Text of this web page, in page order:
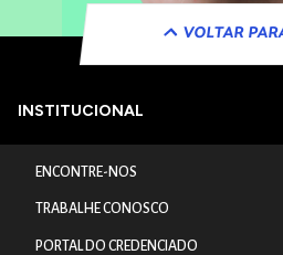
VOLTAR
INSTITUCIONAL
ENCONTRE-NOS
TRABALHE CONOSCO
PORTAL DO CREDENCIADO